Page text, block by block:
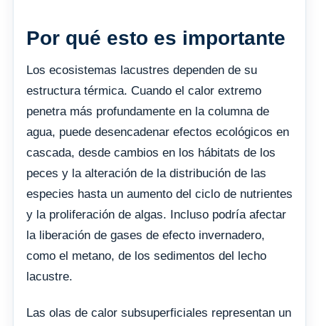
Por qué esto es importante
Los ecosistemas lacustres dependen de su
estructura térmica. Cuando el calor extremo
penetra más profundamente en la columna de
agua, puede desencadenar efectos ecológicos en
cascada, desde cambios en los hábitats de los
peces y la alteración de la distribución de las
especies hasta un aumento del ciclo de nutrientes
y la proliferación de algas. Incluso podría afectar
la liberación de gases de efecto invernadero,
como el metano, de los sedimentos del lecho
lacustre.
Las olas de calor subsuperficiales representan un